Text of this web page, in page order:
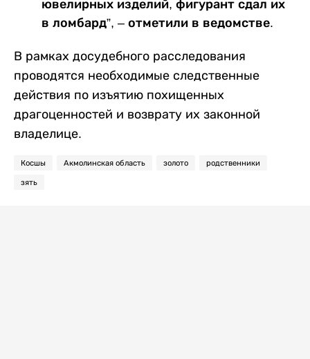
ювелирных изделий, фигурант сдал их
в ломбард”, – отметили в ведомстве.
В рамках досудебного расследования
проводятся необходимые следственные
действия по изъятию похищенных
драгоценностей и возврату их законной
владелице.
Косшы Акмолинская область золото родственники
зять